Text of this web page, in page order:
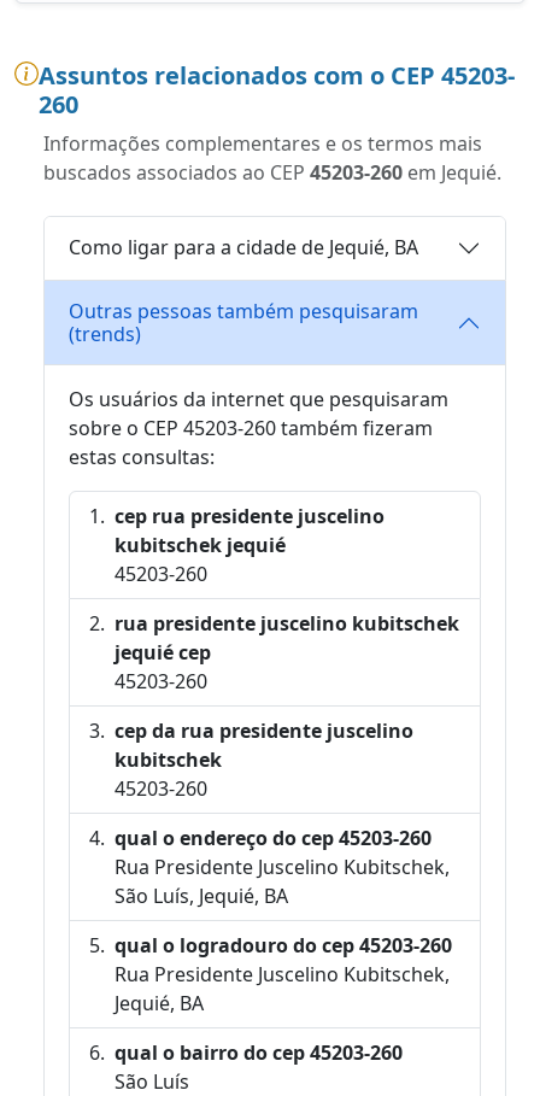
Assuntos relacionados com o CEP 45203-
260
Informações complementares e os termos mais
buscados associados ao CEP 45203-260 em Jequié.
Como ligar para a cidade de Jequié, BA
Outras pessoas também pesquisaram
(trends)
Os usuários da internet que pesquisaram
sobre o CEP 45203-260 também fizeram
estas consultas:
cep rua presidente juscelino
kubitschek jequié
45203-260
rua presidente juscelino kubitschek
jequié cep
45203-260
cep da rua presidente juscelino
kubitschek
45203-260
qual o endereço do cep 45203-260
Rua Presidente Juscelino Kubitschek,
São Luís, Jequié, BA
qual o logradouro do cep 45203-260
Rua Presidente Juscelino Kubitschek,
Jequié, BA
qual o bairro do cep 45203-260
São Luís